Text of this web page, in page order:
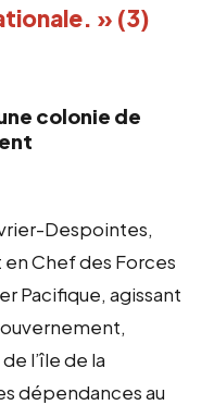
» (3)
colonie de
Despointes,
Chef des Forces
Pacifique, agissant
l’île de la
dépendances au